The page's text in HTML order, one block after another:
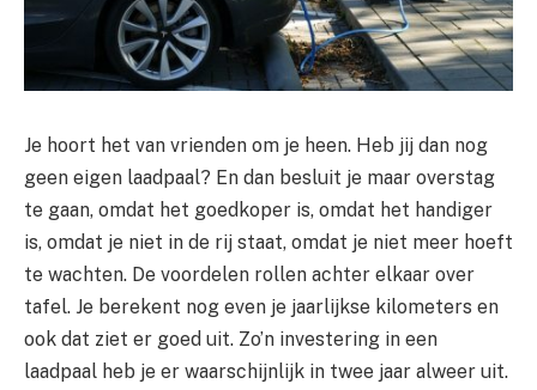
Je hoort het van vrienden om je heen. Heb jij dan nog
geen eigen laadpaal? En dan besluit je maar overstag
te gaan, omdat het goedkoper is, omdat het handiger
is, omdat je niet in de rij staat, omdat je niet meer hoeft
te wachten. De voordelen rollen achter elkaar over
tafel. Je berekent nog even je jaarlijkse kilometers en
ook dat ziet er goed uit. Zo’n investering in een
laadpaal heb je er waarschijnlijk in twee jaar alweer uit.